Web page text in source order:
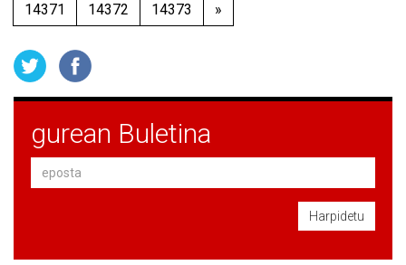
14371
14372 14373 »
gurean Buletina
Harpidetu